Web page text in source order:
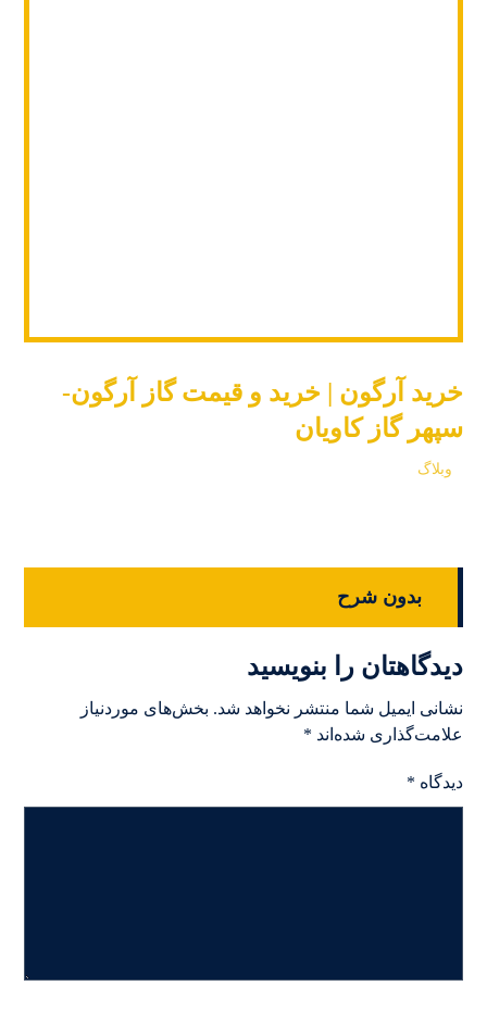
خرید آرگون | خرید و قیمت گاز آرگون-
سپهر گاز کاویان
وبلاگ
بدون شرح
دیدگاهتان را بنویسید
نشانی ایمیل شما منتشر نخواهد شد. بخش‌های موردنیاز
علامت‌گذاری شده‌اند *
دیدگاه *